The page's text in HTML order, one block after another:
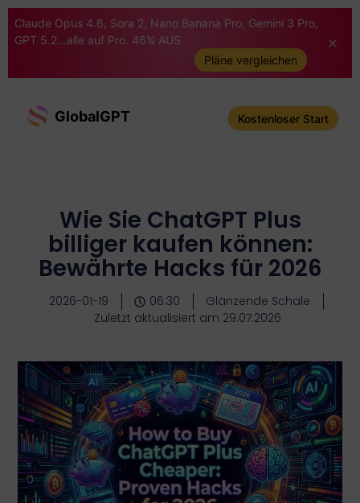
Claude Opus 4.6, Sora 2, Nano Banana Pro, Gemini 3 Pro,
GPT 5.2...alle auf Pro. 46% AUS
Pläne vergleichen
GlobalGPT Kostenloser Start
Wie Sie ChatGPT Plus
billiger kaufen können:
Bewährte Hacks für 2026
2026-01-19 06:30
Glänzende Schale
Zuletzt aktualisiert am 29.07.2026